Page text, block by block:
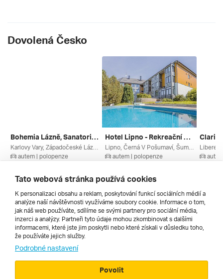
Dovolená Česko
Bohemia Lázně, Sanatorium Kriváň - Karlovy Vary - Hotelové Ubytování Se Snídaní
autem | polopenze
4 560 Kč
Hotel Lipno - Rekreační Pobyt ***
autem | polopenze
5 290 Kč
Všechny
Cestopisy
Tato webová stránka používá cookies
K personalizaci obsahu a reklam, poskytování funkcí sociálních médií a
analýze naší návštěvnosti využíváme soubory cookie. Informace o tom,
jak náš web používáte, sdílíme se svými partnery pro sociální média,
inzerci a analýzy. Partneři tyto údaje mohou zkombinovat s dalšími
informacemi, které jste jim poskytli nebo které získali v důsledku toho,
že používáte jejich služby.
Podrobné nastavení
Povolit